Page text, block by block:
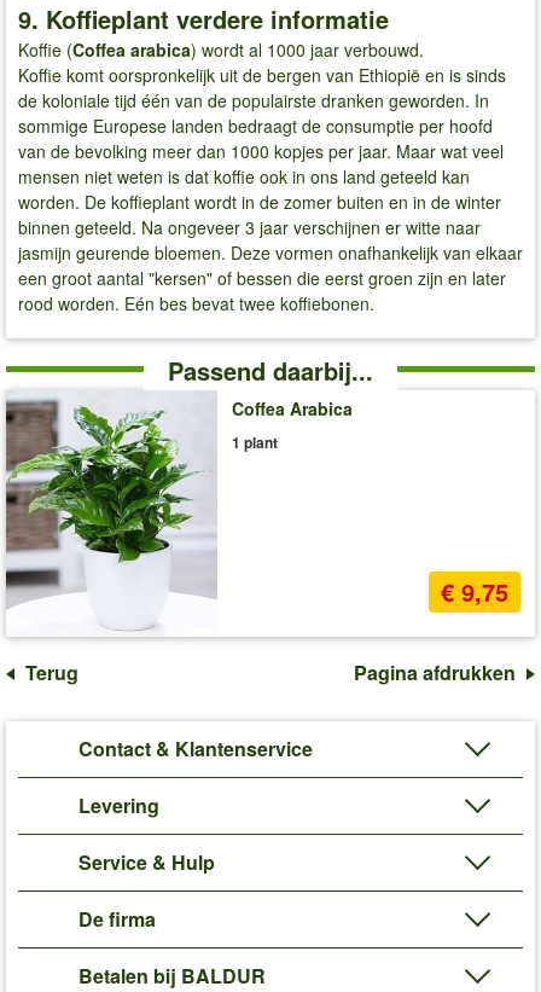
9. Koffieplant verdere informatie
Koffie (Coffea arabica) wordt al 1000 jaar verbouwd.
Koffie komt oorspronkelijk uit de bergen van Ethiopië en is sinds
de koloniale tijd één van de populairste dranken geworden. In
sommige Europese landen bedraagt de consumptie per hoofd
van de bevolking meer dan 1000 kopjes per jaar. Maar wat veel
mensen niet weten is dat koffie ook in ons land geteeld kan
worden. De koffieplant wordt in de zomer buiten en in de winter
binnen geteeld. Na ongeveer 3 jaar verschijnen er witte naar
jasmijn geurende bloemen. Deze vormen onafhankelijk van elkaar
een groot aantal "kersen" of bessen die eerst groen zijn en later
rood worden. Eén bes bevat twee koffiebonen.
Passend daarbij...
Coffea Arabica
1 plant
€ 9,75
Terug Pagina afdrukken
Contact & Klantenservice
Levering
Service & Hulp
De firma
Betalen bij BALDUR